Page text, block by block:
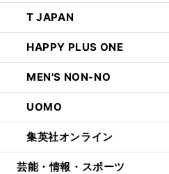
T JAPAN
HAPPY PLUS ONE
MEN'S NON-NO
UOMO
集英社オンライン
芸能・情報・スポーツ